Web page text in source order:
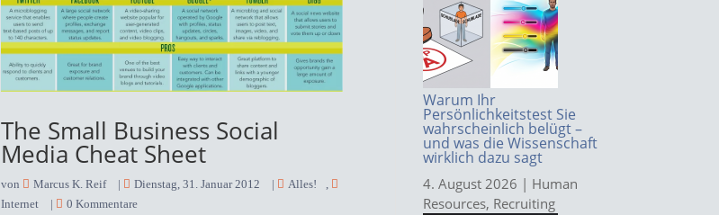
The Small Business Social
Media Cheat Sheet
von Marcus K. Reif | Dienstag, 31. Januar 2012 | Alles!
Internet
| 0 Kommentare
Warum Ihr
Persönlichkeitstest Sie
wahrscheinlich belügt –
und was die Wissenschaft
wirklich dazu sagt
4. August 2026 | Human
Resources, Recruiting